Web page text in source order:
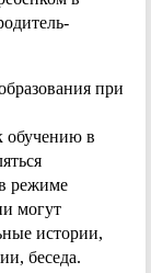
при
обучению в
режиме
могут
истории,
беседа.